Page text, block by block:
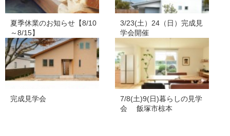
夏季休業のお知らせ【8/10
～8/15】
3/23(土）24（日）完成見
学会開催
完成見学会
7/8(土)9(日)暮らしの見学
会 飯塚市椋本